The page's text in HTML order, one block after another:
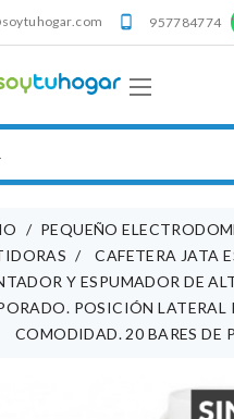
 957784774 '
PEQUEÑO
CAFETERA JATA
Y ESPUMADOR DE
POSICIÓN LATERAL
COMODIDAD. 20 BARES DE